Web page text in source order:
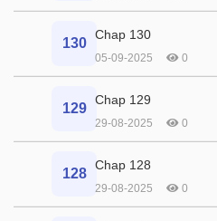
130
Chap 130
05-09-2025 0
129
Chap 129
29-08-2025 0
128
Chap 128
29-08-2025 0